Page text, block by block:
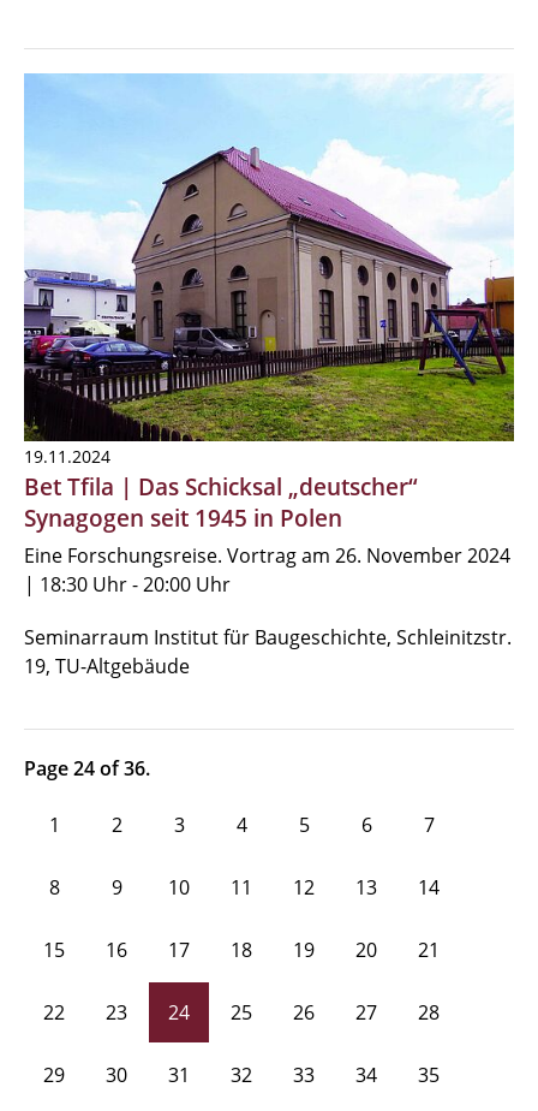
19.11.2024
Bet Tfila | Das Schicksal „deutscher“
Synagogen seit 1945 in Polen
Eine Forschungsreise. Vortrag am 26. November 2024
| 18:30 Uhr - 20:00 Uhr
Seminarraum Institut für Baugeschichte, Schleinitzstr.
19, TU-Altgebäude
Page 24 of 36.
1 2 3 4 5 6 7
8 9 10 11 12 13 14
15 16 17 18 19 20 21
22 23 24 25 26 27 28
29 30 31 32 33 34 35